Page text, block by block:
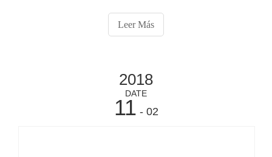
acero de cabeza alta y alta resistencia son todas de
hierro dúctil o acero inoxidable con sellos mecánicos de
Leer Más
2018
DATE
11 - 02